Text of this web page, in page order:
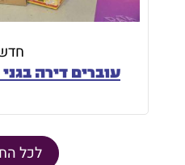
עוברים דירה
לכל